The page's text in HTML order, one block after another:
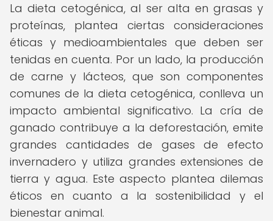
La dieta cetogénica, al ser alta en grasas y
proteínas, plantea ciertas consideraciones
éticas y medioambientales que deben ser
tenidas en cuenta. Por un lado, la producción
de carne y lácteos, que son componentes
comunes de la dieta cetogénica, conlleva un
impacto ambiental significativo. La cría de
ganado contribuye a la deforestación, emite
grandes cantidades de gases de efecto
invernadero y utiliza grandes extensiones de
tierra y agua. Este aspecto plantea dilemas
éticos en cuanto a la sostenibilidad y el
bienestar animal.